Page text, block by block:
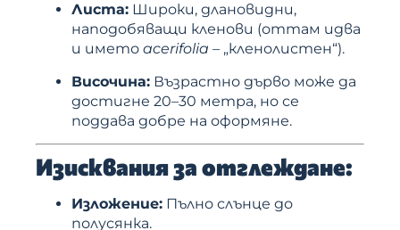
Листа: Широки, длановидни,
наподобяващи кленови (оттам идва
и името acerifolia – „кленолистен“).
Височина: Възрастно дърво може да
достигне 20–30 метра, но се
поддава добре на оформяне.
Изисквания за отглеждане:
Изложение: Пълно слънце до
полусянка.